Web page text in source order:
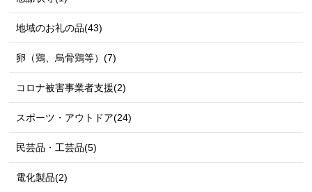
地域のお礼の品(43)
卵（鶏、烏骨鶏等）(7)
コロナ被害事業者支援(2)
スポーツ・アウトドア(24)
民芸品・工芸品(5)
電化製品(2)